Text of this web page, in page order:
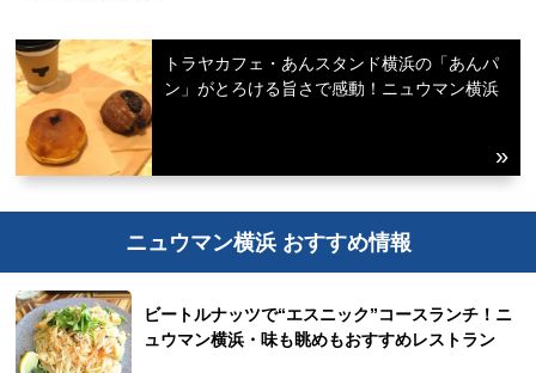
トラヤカフェ・あんスタンド横浜の「あんパ
ン」がとろける旨さで感動！ニュウマン横浜
ニュウマン横浜 おすすめ情報
ビートルナッツで“エスニック”コースランチ！ニ
ュウマン横浜・味も眺めもおすすめレストラン